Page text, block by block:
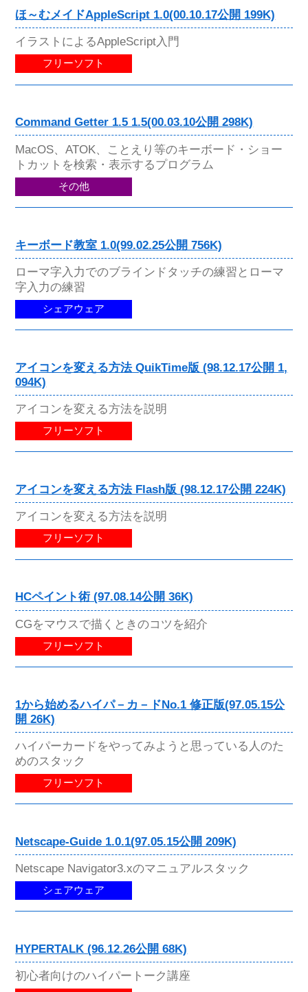
ほ～むメイドAppleScript 1.0(00.10.17公開 199K)
イラストによるAppleScript入門
フリーソフト
Command Getter 1.5 1.5(00.03.10公開 298K)
MacOS、ATOK、ことえり等のキーボード・ショー
トカットを検索・表示するプログラム
その他
キーボード教室 1.0(99.02.25公開 756K)
ローマ字入力でのブラインドタッチの練習とローマ
字入力の練習
シェアウェア
アイコンを変える方法 QuikTime版 (98.12.17公開 1,
094K)
アイコンを変える方法を説明
フリーソフト
アイコンを変える方法 Flash版 (98.12.17公開 224K)
アイコンを変える方法を説明
フリーソフト
HCペイント術 (97.08.14公開 36K)
CGをマウスで描くときのコツを紹介
フリーソフト
1から始めるハイパ－カ－ドNo.1 修正版(97.05.15公
開 26K)
ハイパーカードをやってみようと思っている人のた
めのスタック
フリーソフト
Netscape-Guide 1.0.1(97.05.15公開 209K)
Netscape Navigator3.xのマニュアルスタック
シェアウェア
HYPERTALK (96.12.26公開 68K)
初心者向けのハイパートーク講座